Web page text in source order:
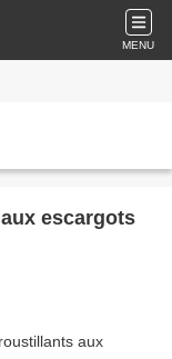
MENU
escargots